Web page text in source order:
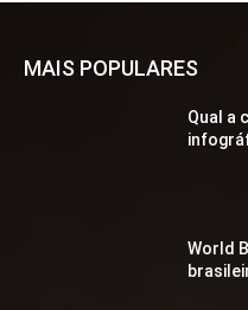
MAIS POPULARES
Qual a
World